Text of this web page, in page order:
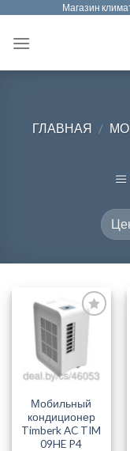
content
Магазин
ГЛАВНАЯ /
Добавить
в блокнот
Мобильный
кондиционер
Timberk AC TIM
09HE P4